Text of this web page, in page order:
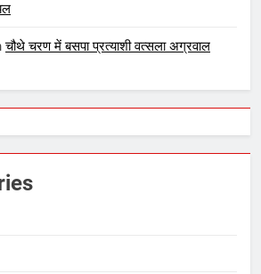
चौथे चरण में बसपा प्रत्याशी वत्सला अग्रवाल